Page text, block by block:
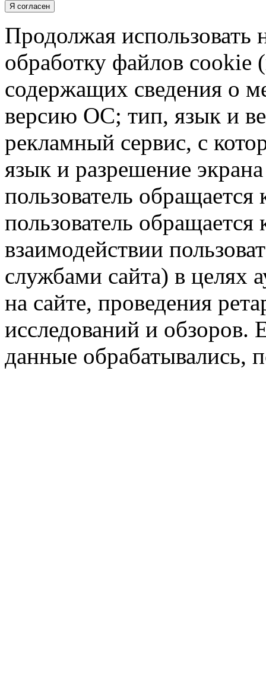
Я согласен
Продолжая использовать
обработку файлов cookie
содержащих сведения о
версию ОС; тип, язык и
рекламный сервис, с
язык и разрешение
пользователь обращается
пользователь обращается
взаимодействии
службами сайта) в целях
на сайте, проведения
исследований и обзоров.
данные обрабатывались,